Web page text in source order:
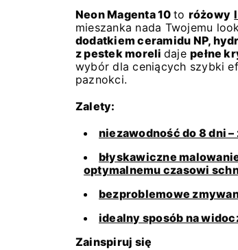
Neon Magenta 10 to różowy
mieszanka nada Twojemu
dodatkiem ceramidu NP,
z pestek moreli dajepełne
wybór dla ceniących szybki
paznokci.
Zalety:
niezawodność do 8 dni
błyskawiczne
optymalnemu czasowi
bezproblemowe
idealny sposób na
Zainspiruj się